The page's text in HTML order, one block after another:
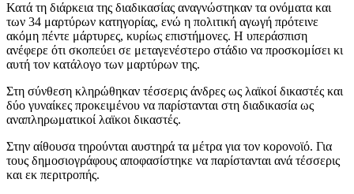
Κατά τη διάρκεια της διαδικασίας αναγνώστηκαν τα ονόματα και
των 34 μαρτύρων κατηγορίας, ενώ η πολιτική αγωγή πρότεινε
ακόμη πέντε μάρτυρες, κυρίως επιστήμονες. Η υπεράσπιση
ανέφερε ότι σκοπεύει σε μεταγενέστερο στάδιο να προσκομίσει κι
αυτή τον κατάλογο των μαρτύρων της.
Στη σύνθεση κληρώθηκαν τέσσερις άνδρες ως λαϊκοί δικαστές και
δύο γυναίκες προκειμένου να παρίστανται στη διαδικασία ως
αναπληρωματικοί λαϊκοι δικαστές.
Στην αίθουσα τηρούνται αυστηρά τα μέτρα για τον κορονοϊό. Για
τους δημοσιογράφους αποφασίστηκε να παρίστανται ανά τέσσερις
και εκ περιτροπής.